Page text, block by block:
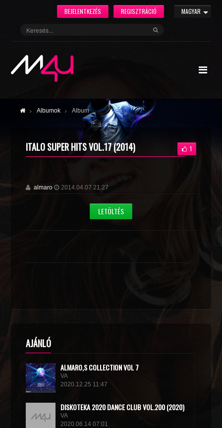
MAGYAR
REGISZTRÁCIÓ
BEJELENTKEZÉS
Albumok Album
ITALO SUPER HITS VOL.17 (2014) 1
almaro 2014.04.07 21:27
LETÖLTÉS
AJÁNLÓ
ALMARO,S COLLECTION VOL 7
VA
2020.12.25 11:47
DISКОТЕКА 2020 DANCE CLUB VOL.200 (2020)
VA
2020.06.14 07:01